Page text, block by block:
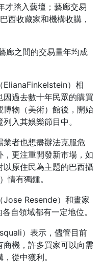
才踏入藝壇；藝廊交易
西收藏家和機構收購，
廊之間的交易量年均成
ElianaFinkelstein）相
過去數十年民眾的購買
博物（美術）館後，開始
入其娛樂節目中。
業者也想盡辦法克服危
更注重開發新市場，如
原住民為主題的巴西攝
情有獨鍾。
Jose Resende）和畫家
自領域都有一定地位。
）表示，儘管目前
機，許多買家可以向需
從中獲利。